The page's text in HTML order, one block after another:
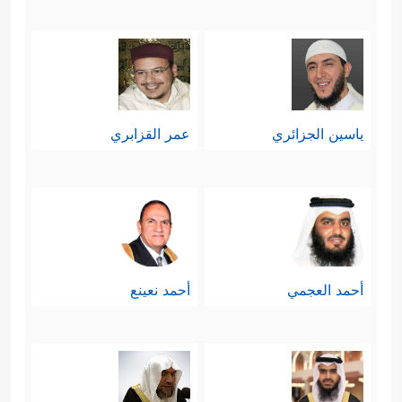
بِٱلَّذِینَ سَخِرُواْ مِنۡهُم مَّا كَانُواْ بِهِۦ یَسۡتَهۡزِءُونَ﴾
الآية دلالةٌ أن قولهم الذي حكاه القرآن
عنهم:﴿لَوۡلَاۤ أُنزِلَ عَلَیۡهِ مَلَكࣱۖ﴾كان من قَبيل
سابعًا: إنهم مُصِرُّون على التكذيب حسدًا
وعنادًا، بغضِّ النظر عن الحجَّة والأدلة
﴿وَلَوۡ نَزَّلۡنَا عَلَیۡكَ كِتَـٰبࣰا فِی قِرۡطَاسࣲ فَلَمَسُوهُ بِأَیۡدِیهِمۡ
لَقَالَ ٱلَّذِینَ كَفَرُوۤاْ إِنۡ هَـٰذَاۤ إِلَّا سِحۡرࣱ مُّبِینࣱ ﴾
یَرَوۡاْ كُلَّ ءَایَةࣲ لَّا یُؤۡمِنُواْ بِهَاۖ﴾
ياسين الجزائري عمر القزابري
أحمد العجمي أحمد نعينع